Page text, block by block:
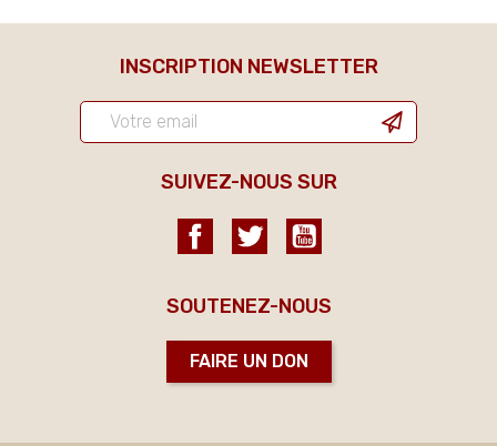
INSCRIPTION NEWSLETTER
SUIVEZ-NOUS SUR
FacebookTwitter
SOUTENEZ-NOUS
FAIRE UN DON